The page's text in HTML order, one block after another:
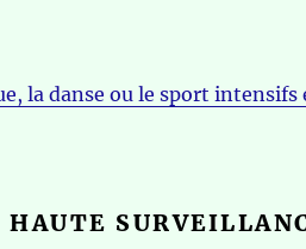
la danse ou le sport intensifs
HAUTE